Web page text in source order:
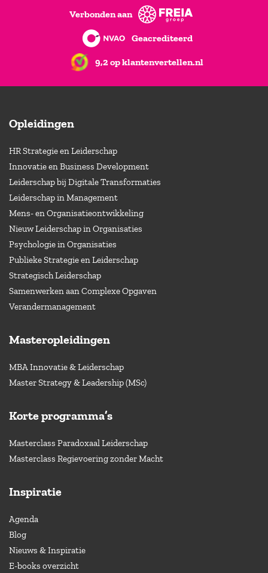
Verbonden aan
Geacrediteerd
9,2 op klantenvertellen.nl
Opleidingen
HR Strategie en Leiderschap
Innovatie en Business Development
Leiderschap bij Digitale Transformaties
Leiderschap in Management
Mens- en Organisatieontwikkeling
Nieuw Leiderschap in Organisaties
Psychologie in Organisaties
Publieke Strategie en Leiderschap
Strategisch Leiderschap
Samenwerken aan Complexe Opgaven
Verandermanagement
Masteropleidingen
MBA Innovatie & Leiderschap
Master Strategy & Leadership (MSc)
Korte programma’s
Masterclass Paradoxaal Leiderschap
Masterclass Regievoering zonder Macht
Inspiratie
Agenda
Blog
Nieuws & Inspiratie
E-books overzicht